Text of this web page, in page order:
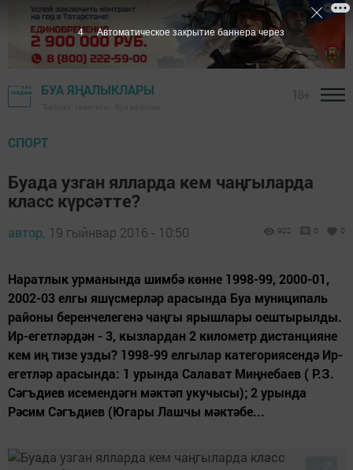
БУА ЯҢАЛЫКЛАРЫ
СПОРТ
Буада узган ялларда кем чаңгыларда
класс күрсәтте?
автор, 19 гыйнвар 2016 - 10:50 902 0 0
Наратлык урманында шимбә көнне 1998-99, 2000-01,
2002-03 елгы яшүсмерләр арасында Буа муниципаль
районы беренчелегенә чаңгы ярышлары оештырылды.
Ир-егетләрдән - 3, кызлардан 2 километр дистанцияне
кем иң тизе узды? 1998-99 елгылар категориясендә Ир-
егетләр арасында: 1 урында Салават Миңнебаев ( Р.З.
Сәгъдиев исемендәгн мәктәп укучысы); 2 урында
Рәсим Сәгъдиев (Югары Лашчы мәктәбе...
4 Автоматическое закрытие баннера через